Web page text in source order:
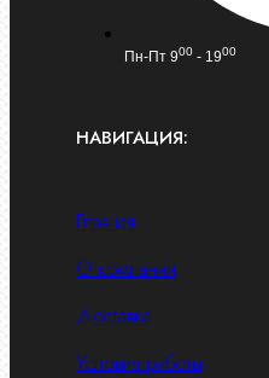
Пн-Пт 900 - 1900
НАВИГАЦИЯ:
Главная
О компании
Доставка
Условия работы